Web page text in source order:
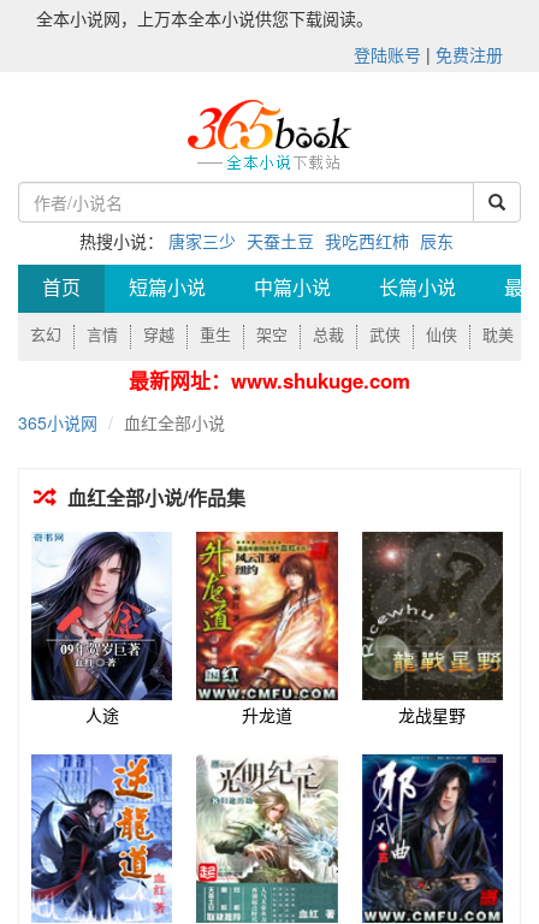
全本小说网，上万本全本小说供您下载阅读。
登陆账号 | 免费注册
热搜小说： 唐家三少 天蚕土豆 我吃西红柿 辰东
首页 短篇小说 中篇小说 长篇小说 最
玄幻 言情 穿越 重生 架空 总裁 武侠 仙侠 耽美
最新网址：www.shukuge.com
365小说网 血红全部小说
血红全部小说/作品集
人途 升龙道 龙战星野